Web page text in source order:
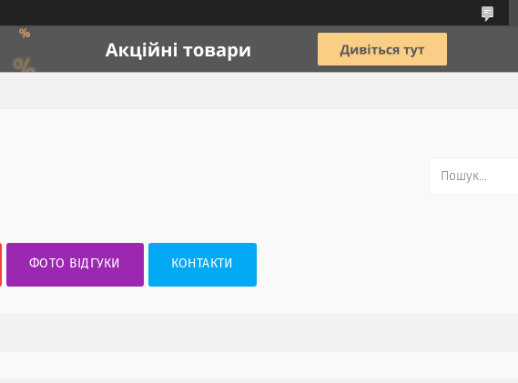
ФОТО ВІДГУКИ КОНТАКТИ